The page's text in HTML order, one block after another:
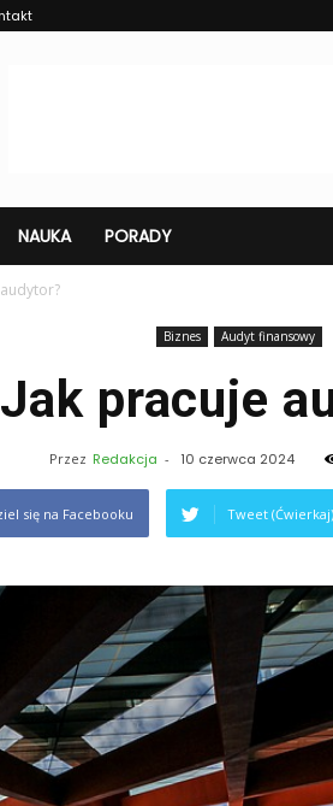
NAUKA PORADY
Biznes Audyt finansowy
Jak pracuje
Przez Redakcja - 10 czerwca 2024
się na Facebooku Tweet